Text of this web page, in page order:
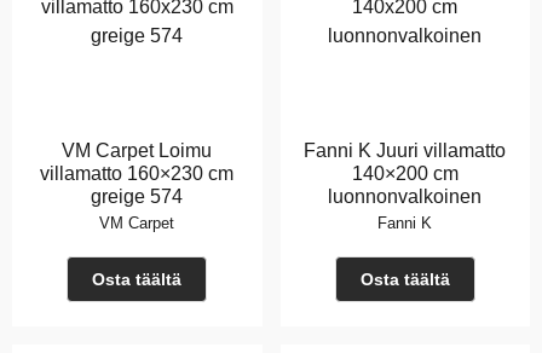
VM Carpet Loimu
villamatto 160×230 cm
greige 574
VM Carpet
Osta täältä
Fanni K Juuri villamatto
140×200 cm
luonnonvalkoinen
Fanni K
Osta täältä